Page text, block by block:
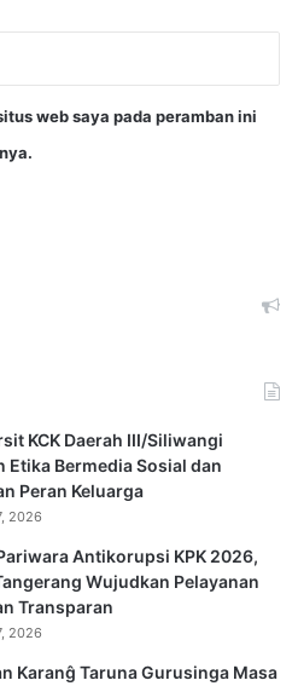
web saya pada peramban ini
KCK Daerah III/Siliwangi
Etika Bermedia Sosial dan
Peran Keluarga
2026
Antikorupsi KPK 2026,
Wujudkan Pelayanan
Transparan
2026
Karanĝ Taruna Gurusinga Masa